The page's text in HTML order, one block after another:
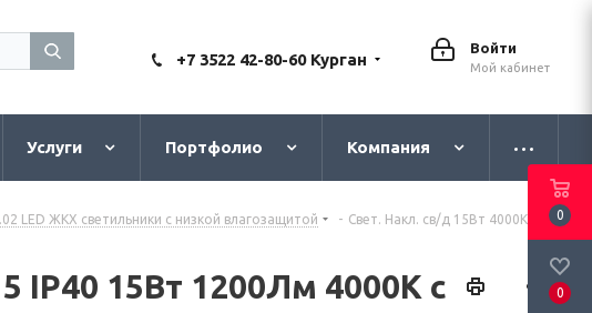
Войти
Мой кабинет
+7 3522 42-80-60 Курган
Услуги Портфолио Компания
LED ЖКХ светильники с низкой влагозащитой - Свет. Накл. св/д 15Вт 4000K IP40
IP40 15Вт 1200Лм 4000К с
0
0